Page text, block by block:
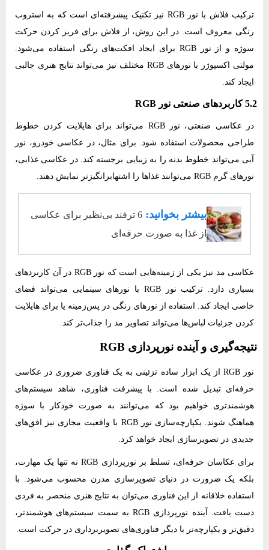
ترکیب فلاش با نور RGB نیز تکنیک پیشرفته‌ای است که به استروب
رنگی معروف است. در این روش، از فلاش برای فریز کردن حرکت
سوژه و از نور RGB برای ایجاد افکت‌های رنگی استفاده می‌شود.
مولتی اکسپوژر با نورهای RGB مختلف نیز می‌تواند نتایج هنری جالبی
ایجاد کند.
5.2 کاربردهای صنعتی نور RGB
در عکاسی صنعتی، نور RGB می‌تواند برای هایلایت کردن خطوط
طراحی محصولات استفاده شود. برای مثال، در عکاسی خودرو، نور
آبی می‌تواند خطوط بدنه را به زیبایی برجسته کند. در عکاسی غذایی،
نورهای گرم RGB می‌توانند غذاها را اشتهابرانگیزتر نمایش دهند.
بیشتر بخوانید:
6 ترفند بی‌نظیر برای عکاسی
از غذا به صورت حرفه‌ای
عکاسی مد نیز یکی از زمینه‌هایی است که نور RGB در آن کاربردهای
بسیاری دارد. ترکیب نور RGB با نورهای سینمایی می‌تواند فضای
خاصی ایجاد کند. استفاده از نورهای رنگی در پس‌زمینه یا برای هایلایت
کردن جزئیات لباس‌ها می‌تواند تصاویر مد را جذاب‌تر کند.
نتیجه‌گیری و آینده نورپردازی RGB
نور RGB از یک ابزار ساده تزئینی به یک فناوری ضروری در عکاسی
حرفه‌ای تبدیل شده است. با پیشرفت فناوری، شاهد سیستم‌های
هوشمندتری خواهیم بود که می‌توانند به صورت خودکار با سوژه
هماهنگ شوند. یکپارچه‌سازی نور RGB با واقعیت مجازی نیز افق‌های
جدیدی در تصویرسازی ایجاد خواهد کرد.
برای عکاسان حرفه‌ای، تسلط بر نورپردازی RGB نه تنها یک مهارت،
بلکه یک ضرورت در دنیای تصویرسازی مدرن محسوب می‌شود. با
استفاده خلاقانه از این فناوری می‌توان به نتایج هنری منحصر به فردی
دست یافت. آینده نورپردازی RGB به سمت سیستم‌های هوشمندتر،
دقیق‌تر و یکپارچه‌تر با دیگر فناوری‌های تصویربرداری در حرکت است.